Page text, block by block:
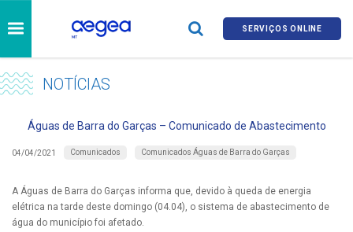
SERVIÇOS ONLINE
NOTÍCIAS
Águas de Barra do Garças – Comunicado de Abastecimento
04/04/2021 Comunicados Comunicados Águas de Barra do Garças
A Águas de Barra do Garças informa que, devido à queda de energia
elétrica na tarde deste domingo (04.04), o sistema de abastecimento de
água do município foi afetado.